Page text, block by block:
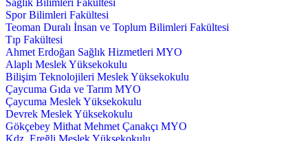
Sağlık Bilimleri Fakültesi
Spor Bilimleri Fakültesi
Teoman Duralı İnsan ve Toplum Bilimleri Fakültesi
Tıp Fakültesi
Ahmet Erdoğan Sağlık Hizmetleri MYO
Alaplı Meslek Yüksekokulu
Bilişim Teknolojileri Meslek Yüksekokulu
Çaycuma Gıda ve Tarım MYO
Çaycuma Meslek Yüksekokulu
Devrek Meslek Yüksekokulu
Gökçebey Mithat Mehmet Çanakçı MYO